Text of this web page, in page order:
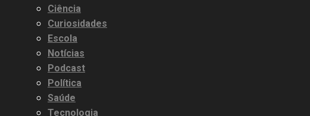
Ciência
Curiosidades
Escola
Notícias
Podcast
Política
Saúde
Tecnologia